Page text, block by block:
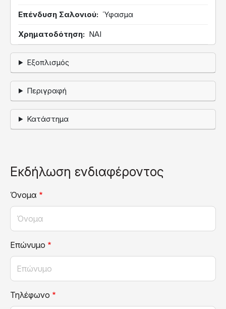
Επένδυση Σαλονιού Ύφασμα
Χρηματοδότηση ΝΑΙ
Εξοπλισμός
Περιγραφή
Κατάστημα
Εκδήλωση ενδιαφέροντος
Όνομα
Επώνυμο
Τηλέφωνο